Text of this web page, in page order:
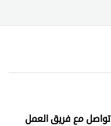
تواصل مع فريق العمل